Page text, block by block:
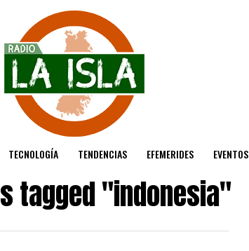
TECNOLOGÍA TENDENCIAS EFEMERIDES EVENTOS
tagged "indonesia"